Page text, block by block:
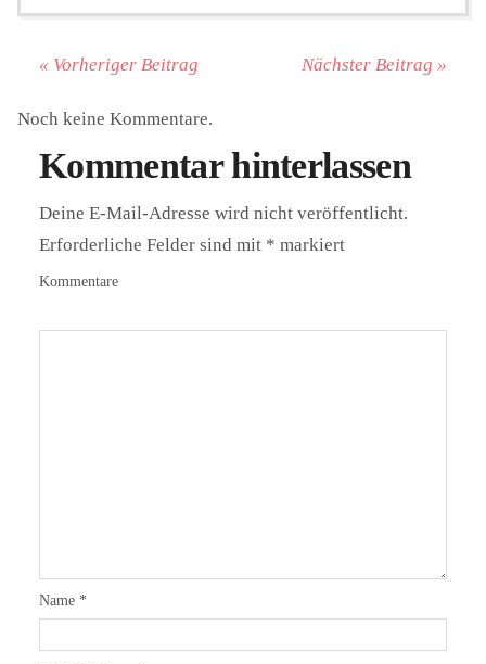
« Vorheriger Beitrag Nächster Beitrag »
Noch keine Kommentare.
Kommentar hinterlassen
Deine E-Mail-Adresse wird nicht veröffentlicht.
Erforderliche Felder sind mit * markiert
Kommentare
Name *